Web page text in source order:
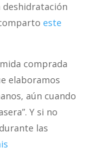
este
comprada
elaboramos
aún cuando
Y si no
las